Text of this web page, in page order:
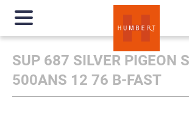
SUP 687 SILVER PIGEON
500ANS 12 76 B-FAST